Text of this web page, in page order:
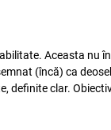
Aceasta nu
(încă) ca
definite clar.